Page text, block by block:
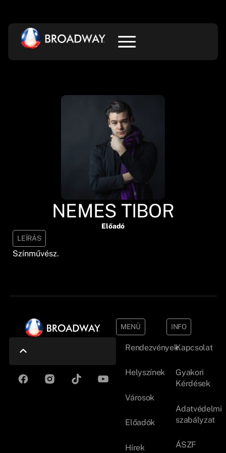
NEMES TIBOR
Előadó
LEÍRÁS
Színművész.
MENÜ
Rendezvények
Helyszínek
Városok
Előadók
Hírek
INFO
Kapcsolat
Gyakori
Kérdések
Adatvédelmi
szabályzat
ÁSZF